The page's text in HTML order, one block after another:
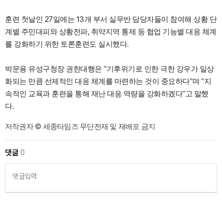
훈련 첫날인 27일에는 13개 부서 실무반 담당자들이 참여해 상황 단
계별 주민대피와 상황전파, 취약지역 통제 등 협업 기능별 대응 체계
를 강화하기 위한 토론훈련도 실시했다.
박문용 유성구청장 권한대행은 “기후위기로 인한 극한 강우가 일상
화되는 만큼 선제적인 대응 체계를 마련하는 것이 중요하다”며 “지
속적인 교육과 훈련을 통해 재난 대응 역량을 강화하겠다”고 말했
다.
저작권자 © 세종타임즈 무단전재 및 재배포 금지
댓글0
댓글입력